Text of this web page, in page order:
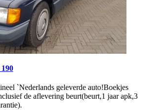
`Nederlands geleverde auto!Boekjes
de aflevering beurt(beurt,1 jaar apk,3